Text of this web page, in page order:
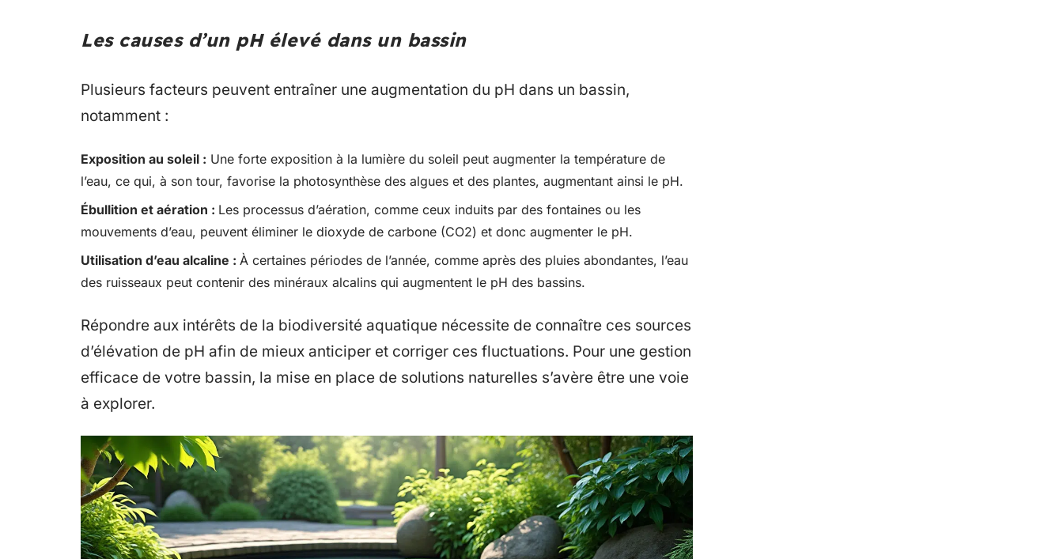
Les causes d’un pH élevé dans un bassin
Plusieurs facteurs peuvent entraîner une augmentation du pH dans un bassin,
notamment :
Exposition au soleil : Une forte exposition à la lumière du soleil peut augmenter la température de
l’eau, ce qui, à son tour, favorise la photosynthèse des algues et des plantes, augmentant ainsi le pH.
Ébullition et aération : Les processus d’aération, comme ceux induits par des fontaines ou les
mouvements d’eau, peuvent éliminer le dioxyde de carbone (CO2) et donc augmenter le pH.
Utilisation d’eau alcaline : À certaines périodes de l’année, comme après des pluies abondantes, l’eau
des ruisseaux peut contenir des minéraux alcalins qui augmentent le pH des bassins.
Répondre aux intérêts de la biodiversité aquatique nécessite de connaître ces sources
d’élévation de pH afin de mieux anticiper et corriger ces fluctuations. Pour une gestion
efficace de votre bassin, la mise en place de solutions naturelles s’avère être une voie
à explorer.